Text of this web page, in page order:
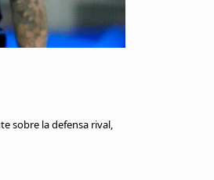
sobre la defensa rival,